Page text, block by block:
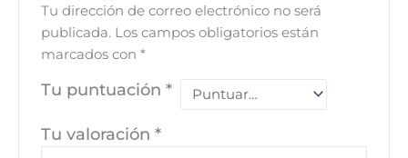
Tu dirección de correo electrónico no será
publicada. Los campos obligatorios están
marcados con*
Tu puntuación*
Tu valoración*